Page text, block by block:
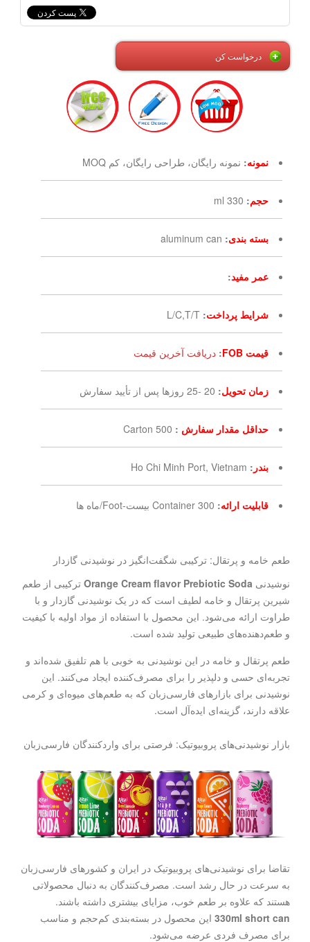
درخواست کن
نمونه: نمونه رایگان، طراحی رایگان، کم MOQ
حجم:
330 ml
بسته بندی:
aluminum can
عمر مفید:
شرایط پرداخت:
L/C,T/T
قیمت FOB : دریافت آخرین قیمت
زمان تحویل: 20 -25 روزها پس از تأیید سفارش
حداقل مقدار سفارش :
500 Carton
بندر :
Ho Chi Minh Port, Vietnam
قابلیت ارائه: 300 Container بیست-Foot/ماه ها
طعم خامه و پرتقال: ترکیبی شگفت‌انگیز در نوشیدنی گازدار
نوشیدنی Orange Cream flavor Prebiotic Soda ترکیبی از طعم
شیرین پرتقال و خامه لطیف است که در یک نوشیدنی گازدار و با
طراوت ارائه می‌شود. این محصول با استفاده از مواد اولیه با کیفیت
و طعم‌دهنده‌های طبیعی تولید شده است.
طعم پرتقال و خامه در این نوشیدنی به خوبی با هم تلفیق شده‌اند و
تجربه‌ای حسی و دلپذیر را برای مصرف‌کننده ایجاد می‌کنند. این
نوشیدنی برای بازارهای فارسی‌زبان که به طعم‌های میوه‌ای و کرمی
علاقه دارند، گزینه‌ای ایده‌آل است.
بازار نوشیدنی‌های پروبیوتیک: فرصتی برای واردکنندگان فارسی‌زبان
تقاضا برای نوشیدنی‌های پروبیوتیک در ایران و کشورهای فارسی‌زبان
به سرعت در حال رشد است. مصرف‌کنندگان به دنبال محصولاتی
هستند که علاوه بر طعم خوب، مزایای بیشتری داشته باشند.
330ml short can این محصول در بسته‌بندی کم‌حجم و مناسب
برای مصرف فردی عرضه می‌شود.